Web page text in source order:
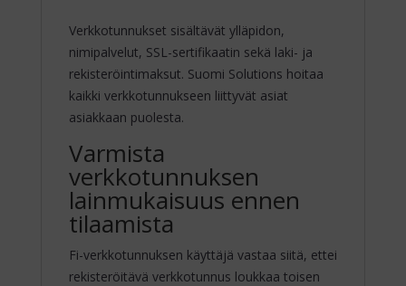
Verkkotunnukset sisältävät ylläpidon,
nimipalvelut, SSL-sertifikaatin sekä laki- ja
rekisteröintimaksut. Suomi Solutions hoitaa
kaikki verkkotunnukseen liittyvät asiat
asiakkaan puolesta.
Varmista
verkkotunnuksen
lainmukaisuus ennen
tilaamista
Fi-verkkotunnuksen käyttäjä vastaa siitä, ettei
rekisteröitävä verkkotunnus loukkaa toisen